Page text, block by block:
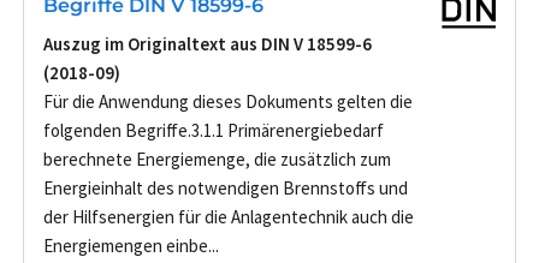
Begriffe DIN V 18599-6
Auszug im Originaltext aus DIN V 18599-6
(2018-09)
Für die Anwendung dieses Dokuments gelten die
folgenden Begriffe.3.1.1 Primärenergiebedarf
berechnete Energiemenge, die zusätzlich zum
Energieinhalt des notwendigen Brennstoffs und
der Hilfsenergien für die Anlagentechnik auch die
Energiemengen einbe...